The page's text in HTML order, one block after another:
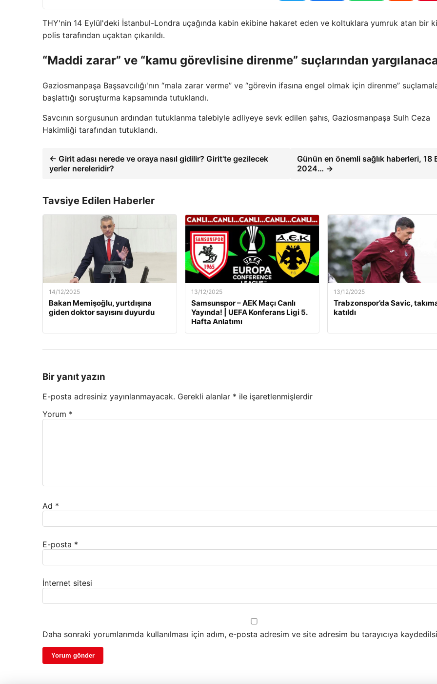
THY'nin 14 Eylül'deki İstanbul-Londra uçağında kabin ekibine hakaret eden ve koltuklara yumruk atan bir
polis tarafından uçaktan çıkarıldı.
“Maddi zarar” ve “kamu görevlisine direnme” suçlarından
Gaziosmanpaşa Başsavcılığı'nın “mala zarar verme” ve “görevin ifasına engel olmak için direnme”
başlattığı soruşturma kapsamında tutuklandı.
Savcının sorgusunun ardından tutuklanma talebiyle adliyeye sevk edilen şahıs, Gaziosmanpaşa Sulh Ceza
Hakimliği tarafından tutuklandı.
← Girit adası nerede ve oraya nasıl gidilir? Girit'te gezilecek
yerler nereleridir?
Günün en önemli sağlık haberleri, 18
2024… →
Tavsiye Edilen Haberler
14/12/2025
Bakan Memişoğlu, yurtdışına
giden doktor sayısını duyurdu
13/12/2025
Samsunspor – AEK Maçı Canlı
Yayında! | UEFA Konferans Ligi 5.
Hafta Anlatımı
13/12/2025
Trabzonspor’da Savic,
katıldı
Bir yanıt yazın
E-posta adresiniz yayınlanmayacak. Gerekli alanlar * ile işaretlenmişlerdir
Yorum *
Ad *
E-posta *
İnternet sitesi
Daha sonraki yorumlarımda kullanılması için adım, e-posta adresim ve site adresim bu tarayıcıya